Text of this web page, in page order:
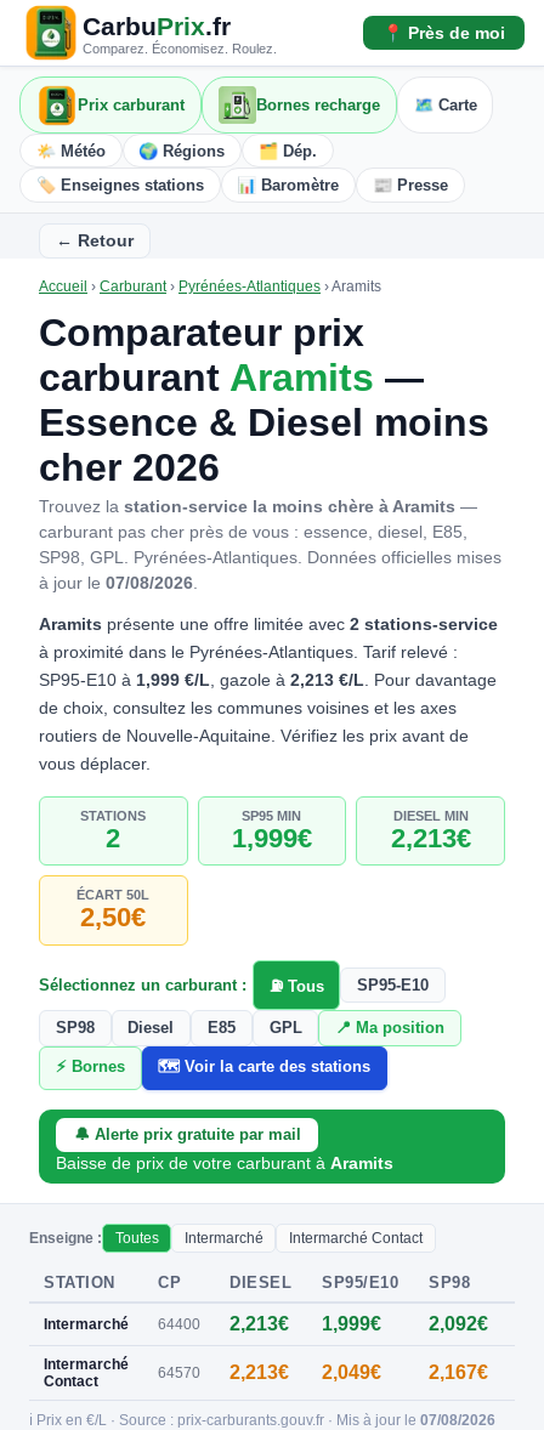
CarbuPrix.fr
Comparez. Économisez. Roulez.
📍 Près de moi
Prix carburant Bornes recharge 🗺️ Carte
🌤️ Météo 🌍 Régions
🗂️ Dép.
🏷️ Enseignes stations
📊 Baromètre 📰 Presse
← Retour
Accueil › Carburant› Pyrénées-Atlantiques ›Aramits
Comparateur prix
carburant Aramits —
Essence & Diesel moins
cher 2026
Trouvez la station-service la moins chère à Aramits —
carburant pas cher près de vous : essence, diesel, E85,
SP98, GPL. Pyrénées-Atlantiques. Données officielles mises
à jour le 07/08/2026.
Aramits présente une offre limitée avec 2 stations-service
à proximité dans le Pyrénées-Atlantiques. Tarif relevé :
SP95-E10 à 1,999 €/L, gazole à 2,213 €/L. Pour davantage
de choix, consultez les communes voisines et les axes
routiers de Nouvelle-Aquitaine. Vérifiez les prix avant de
vous déplacer.
STATIONS
2
SP95 MIN
1,999€
DIESEL MIN
2,213€
ÉCART 50L
2,50€
Sélectionnez un carburant : ⛽ Tous SP95-E10
SP98 Diesel E85 GPL 📍 Ma position
⚡ Bornes 🗺️ Voir la carte des stations
🔔 Alerte prix gratuite par mail
Baisse de prix de votre carburant àAramits
Enseigne : Toutes Intermarché Intermarché Contact
STATION CP DIESEL SP95/E10 SP98
Intermarché 64400 2,213€ 1,999€ 2,092€
Intermarché
Contact
64570 2,213€ 2,049€ 2,167€
ℹ️ Prix en €/L · Source : prix-carburants.gouv.fr · Mis à jour le 07/08/2026